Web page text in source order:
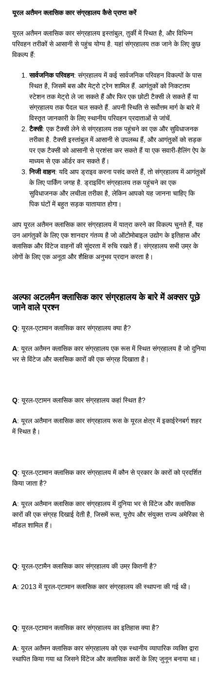
यूरल अतैमन क्लासिक कार संग्रहालय कैसे प्राप्त करें
यूरल अतैमन क्लासिक कार संग्रहालय इस्तांबुल, तुर्की में स्थित है, और विभिन्न
परिवहन तरीकों से आसानी से पहुंच योग्य है. यहां संग्रहालय तक जाने के लिए कुछ
विकल्प हैं:
सार्वजनिक परिवहन: संग्रहालय में कई सार्वजनिक परिवहन विकल्पों के पास
स्थित है, जिसमें बस और मेट्रो ट्रेन शामिल हैं. आगंतुकों को निकटतम
स्टेशन तक मेट्रो ले जा सकते हैं और फिर एक छोटी टैक्सी ले सकते हैं या
संग्रहालय तक पैदल चल सकते हैं. अपनी स्थिति से सर्वोत्तम मार्ग के बारे में
विस्तृत जानकारी के लिए स्थानीय परिवहन प्रदाताओं से जांचें.
टैक्सी: एक टैक्सी लेने से संग्रहालय तक पहुंचने का एक और सुविधाजनक
तरीका है. टैक्सी इस्तांबुल में आसानी से उपलब्ध हैं, और आगंतुकों को सड़क
पर एक टैक्सी को आसानी से प्रशंसा कर सकते हैं या एक सवारी-हैलिंग ऐप के
माध्यम से एक ऑर्डर कर सकते हैं।
निजी वाहन: यदि आप ड्राइव करना पसंद करते हैं, तो संग्रहालय में आगंतुकों
के लिए पार्किंग जगह है. ड्राइविंग संग्रहालय तक पहुंचने का एक
सुविधाजनक और लचीला तरीका है, लेकिन आपको यह जानना चाहिए कि
पिक घंटों में बहुत सड़क यातायात होगा।
आप यूरल अतैमन क्लासिक कार संग्रहालय में यात्रा करने का विकल्प चुनते हैं, यह
उन आगंतुकों के लिए एक शानदार गंतव्य है जो ऑटोमोबाइल उद्योग के इतिहास और
क्लासिक और विंटेज वाहनों की सुंदरता में रुचि रखते हैं। संग्रहालय सभी उम्र के
लोगों के लिए एक अनूठा और शैक्षिक अनुभव प्रदान करता है।
अल्फा अटलमैन क्लासिक कार संग्रहालय के बारे में अक्सर पूछे
जाने वाले प्रश्न
Q: यूरल-एटामान क्लासिक कार संग्रहालय क्या है?
A: यूरल अतैमन क्लासिक कार संग्रहालय एक रूस में स्थित संग्रहालय है जो दुनिया
भर से विंटेज और क्लासिक कारों की एक संग्रह दिखाता है।
Q: यूरल-एटामन क्लासिक कार संग्रहालय कहां स्थित है?
A: यूरल अतैमान क्लासिक कार संग्रहालय रूस के यूरल क्षेत्र में इकाईरेनबर्ग शहर
में स्थित है।
Q: यूरल-एटामान क्लासिक कार संग्रहालय में कौन से प्रकार के कारों को प्रदर्शित
किया जाता है?
A: यूरल अतैमान क्लासिक कार संग्रहालय में दुनिया भर से विंटेज और क्लासिक
कारों की एक संग्रह दिखाई देती है, जिसमें रूस, यूरोप और संयुक्त राज्य अमेरिका से
मॉडल शामिल हैं।
Q: यूरल-एटामैन क्लासिक कार संग्रहालय की उम्र कितनी है?
A: 2013 में यूरल-एटामान क्लासिक कार संग्रहालय की स्थापना की गई थी।
Q: यूरल-एटामान क्लासिक कार संग्रहालय का इतिहास क्या है?
A: यूरल अतैमन क्लासिक कार संग्रहालय को एक स्थानीय व्यापारिक व्यक्ति द्वारा
स्थापित किया गया था जिसने विंटेज और क्लासिक कारों के लिए जुनून बनाया था।